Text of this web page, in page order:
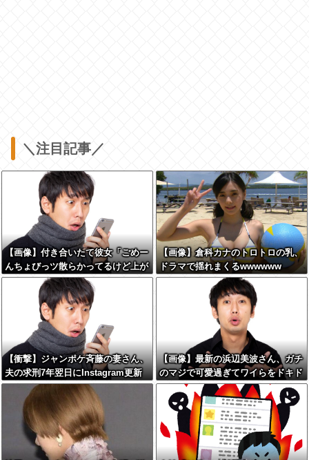
＼注目記事／
【画像】付き合いたて彼女「ごめー
んちょびっツ散らかってるけど上が
って～！」←お前らだったらコレ別
れるか？？？？？
【画像】倉科カナのトロトロの乳、
ドラマで揺れまくるwwwwww
【衝撃】ジャンポケ斉藤の妻さん、
夫の求刑7年翌日にInstagram更新
しSNS民をザワつかせてしまう…
【画像】最新の浜辺美波さん、ガチ
のマジで可愛過ぎてワイらをドキド
キさせてしまうw w w w w w w